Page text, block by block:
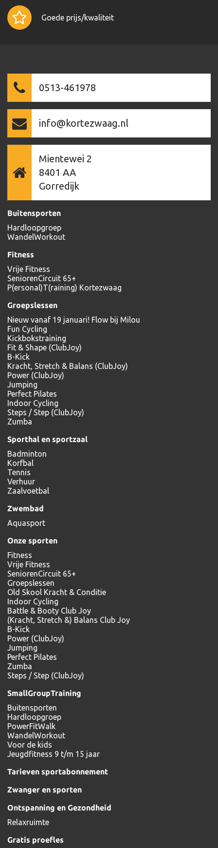
Goede prijs/kwaliteit
0513-461978
info@kortezwaag.nl
Mientewei 2
8401 AA
Gorredijk
Buitensporten
Hardloopgroep
WandelWorkout
Fitness
Vrije Fitness
SeniorenCircuit 65+
P(ersonal)T(raining) Kortezwaag
Groepslessen
Nieuw vanaf 19 januari! Flow bij Milou
Fun Cycling
Kickbokstraining
Fit & Shape (ClubJoy)
B-Kick
Kracht, Stretch & Balans (ClubJoy)
Power (ClubJoy)
Jumping
Perfect Pilates
Indoor Cycling
Steps / Step (ClubJoy)
Zumba
Sporthal en sportzaal
Badminton
Korfbal
Tennis
Verhuur
Zaalvoetbal
Zwembad
Aquasport
Onze sporten
Fitness
Vrije Fitness
SeniorenCircuit 65+
Groepslessen
Old Skool Kracht & Conditie
Indoor Cycling
Battle & Booty Club Joy
(Kracht, Stretch &) Balans Club Joy
B-Kick
Power (ClubJoy)
Jumping
Perfect Pilates
Zumba
Steps / Step (ClubJoy)
SmallGroupTraining
Buitensporten
Hardloopgroep
PowerFitWalk
WandelWorkout
Voor de kids
Jeugdfitness 9 t/m 15 jaar
Tarieven sportabonnement
Zwanger en sporten
Ontspanning en Gezondheid
Relaxruimte
Gratis proefles